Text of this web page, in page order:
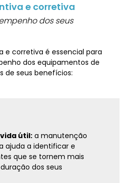
e corretiva
dos seus
e corretiva é essencial para
dos equipamentos de
de seus benefícios:
útil: a manutenção
ajuda a identificar e
que se tornem mais
dos seus